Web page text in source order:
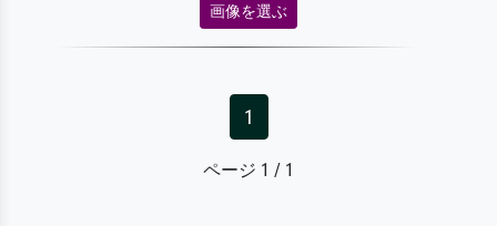
画像を選ぶ
1
ページ 1 / 1